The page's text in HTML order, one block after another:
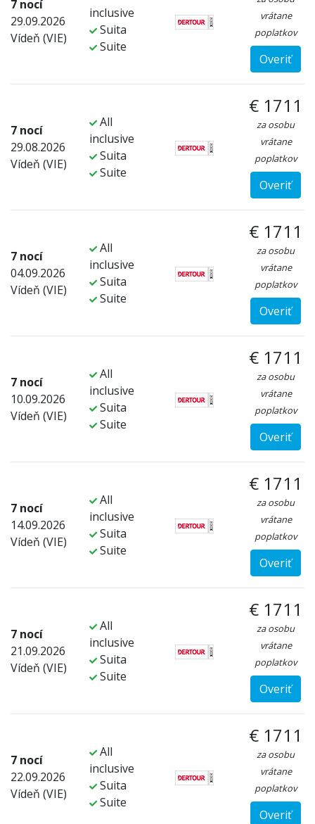
7 nocí
29.09.2026
Vídeň (VIE)
inclusive
Suita
Suite
vrátane
poplatkov
Overiť
7 nocí
29.08.2026
Vídeň (VIE)
All
inclusive
Suita
Suite
€ 1711
za osobu
vrátane
poplatkov
Overiť
7 nocí
04.09.2026
Vídeň (VIE)
All
inclusive
Suita
Suite
€ 1711
za osobu
vrátane
poplatkov
Overiť
7 nocí
10.09.2026
Vídeň (VIE)
All
inclusive
Suita
Suite
€ 1711
za osobu
vrátane
poplatkov
Overiť
7 nocí
14.09.2026
Vídeň (VIE)
All
inclusive
Suita
Suite
€ 1711
za osobu
vrátane
poplatkov
Overiť
7 nocí
21.09.2026
Vídeň (VIE)
All
inclusive
Suita
Suite
€ 1711
za osobu
vrátane
poplatkov
Overiť
7 nocí
22.09.2026
Vídeň (VIE)
All
inclusive
Suita
Suite
€ 1711
za osobu
vrátane
poplatkov
Overiť